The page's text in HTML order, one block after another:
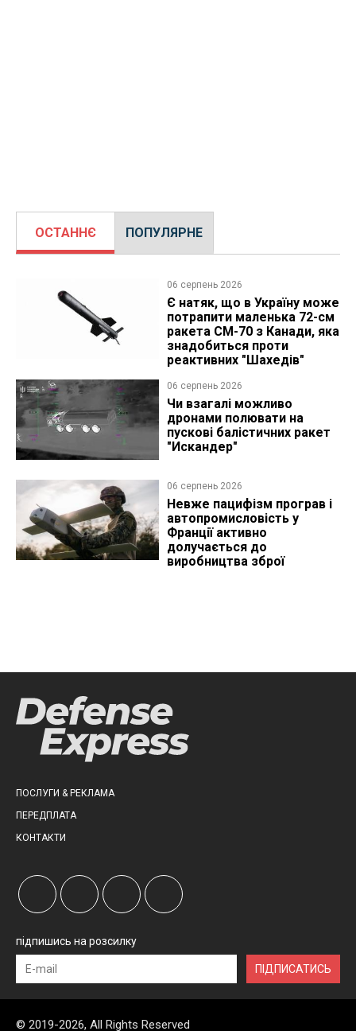
ОСТАННЄ ПОПУЛЯРНЕ
06 серпень 2026
Є натяк, що в Україну може
потрапити маленька 72-см
ракета CM-70 з Канади, яка
знадобиться проти
реактивних "Шахедів"
06 серпень 2026
Чи взагалі можливо
дронами полювати на
пускові балістичних ракет
"Искандер"
06 серпень 2026
Невже пацифізм програв і
автопромисловість у
Франції активно
долучається до
виробництва зброї
ПОСЛУГИ & РЕКЛАМА
ПЕРЕДПЛАТА
КОНТАКТИ
підпишись на розсилку
ПІДПИСАТИСЬ
© 2019-2026, All Rights Reserved